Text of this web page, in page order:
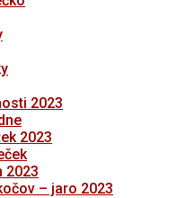
2023
2023
2023
– jaro 2023